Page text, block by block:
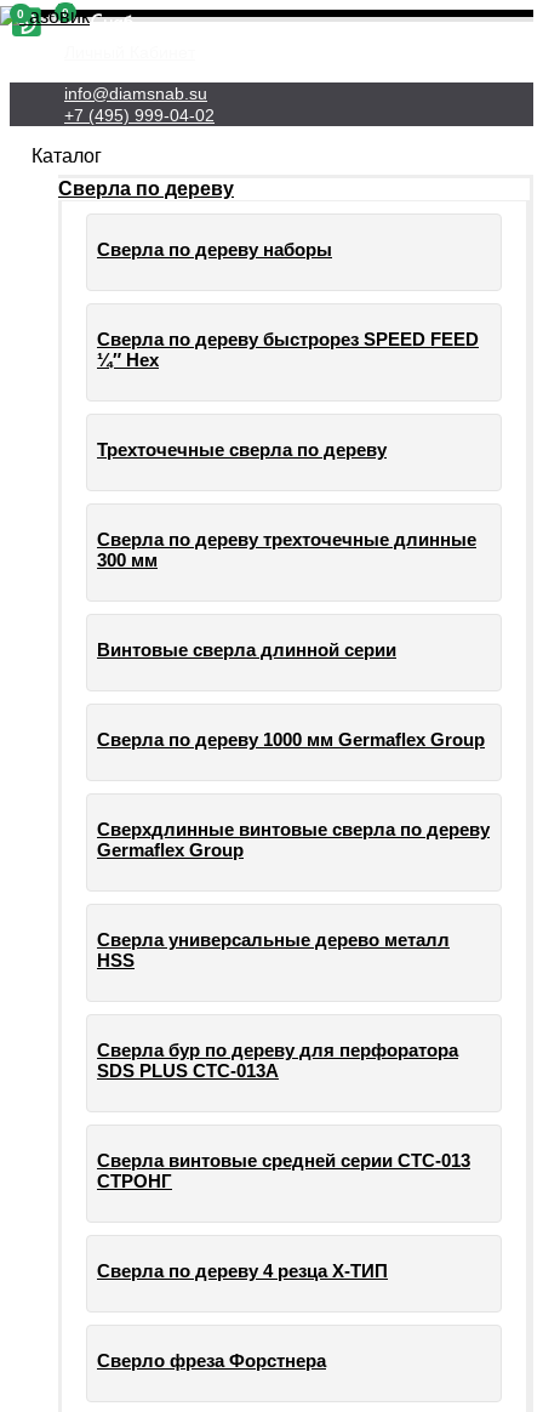
info@diamsnab.su
+7 (495) 999-04-02
0
Каталог
Сверла по дереву
Сверла по дереву наборы
Сверла по дереву быстрорез SPEED FEED
¼″ Hex
Трехточечные сверла по дереву
Сверла по дереву трехточечные длинные
300 мм
Винтовые сверла длинной серии
Сверла по дереву 1000 мм Germaflex Group
Сверхдлинные винтовые сверла по дереву
Germaflex Group
Сверла универсальные дерево металл
HSS
Cверла бур по дереву для перфоратора
SDS PLUS СТС-013А
Сверла винтовые средней серии СТС-013
СТРОНГ
Сверла по дереву 4 резца Х-ТИП
Сверло фреза Форстнера
0